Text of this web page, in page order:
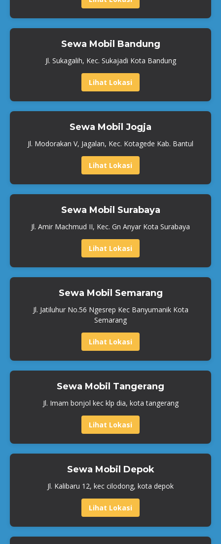
Sewa Mobil Bandung
Jl. Sukagalih, Kec. Sukajadi Kota Bandung
Lihat Lokasi
Sewa Mobil Jogja
Jl. Modorakan V, Jagalan, Kec. Kotagede Kab. Bantul
Lihat Lokasi
Sewa Mobil Surabaya
Jl. Amir Machmud II, Kec. Gn Anyar Kota Surabaya
Lihat Lokasi
Sewa Mobil Semarang
Jl. Jatiluhur No.56 Ngesrep Kec Banyumanik Kota
Semarang
Lihat Lokasi
Sewa Mobil Tangerang
Jl. Imam bonjol kec klp dia, kota tangerang
Lihat Lokasi
Sewa Mobil Depok
Jl. Kalibaru 12, kec cilodong, kota depok
Lihat Lokasi